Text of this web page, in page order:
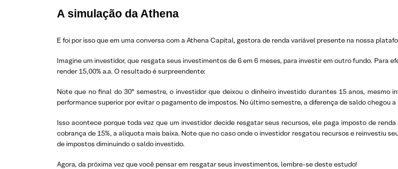
A simulação da Athena
E foi por isso que em uma conversa com a Athena Capital, gestora de renda variável presente na nossa
Imagine um investidor, que resgata seus investimentos de 6 em 6 meses, para investir em outro fundo. Para
render 15,00% a.a. O resultado é surpreendente:
Note que no final do 30º semestre, o investidor que deixou o dinheiro investido durantes 15 anos, mesmo
performance superior por evitar o pagamento de impostos. No último semestre, a diferença de saldo chegou a
Isso acontece porque toda vez que um investidor decide resgatar seus recursos, ele paga imposto de
cobrança de 15%, a alíquota mais baixa. Note que no caso onde o investidor resgatou recursos e reinvestiu
de impostos diminuindo o saldo investido.
Agora, da próxima vez que você pensar em resgatar seus investimentos, lembre-se deste estudo!